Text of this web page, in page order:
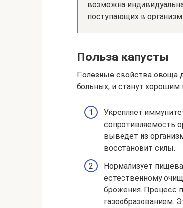
возможна
поступающих в
Польза капусты
Полезные свойства овоща
больных, и станут
Укрепляет
сопротивляемость
выведет из
восстановит силы.
Нормализует
естественному
брожения. Процесс
газообразованием.